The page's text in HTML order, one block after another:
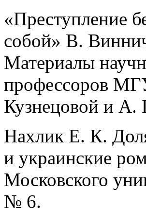
«Преступление
собой» В.
Материалы
профессоров
Кузнецовой и
Нахлик Е. К.
и украинские
Московского
№ 6.